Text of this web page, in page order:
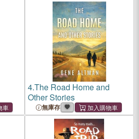
4.The Road Home and
Other Stories
無庫存